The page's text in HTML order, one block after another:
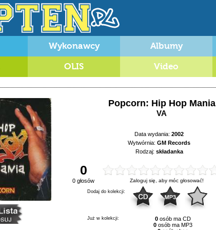
Wykonawcy Albumy
OLIS Video
Popcorn: Hip Hop Mania
VA
Data wydania: 2002
Wytwórnia: GM Records
Rodzaj: składanka
0
0 głosów Zaloguj się, aby móc głosować!
Dodaj do kolekcji:
Już w kolekcji: 0 osób ma CD
0 osób ma MP3